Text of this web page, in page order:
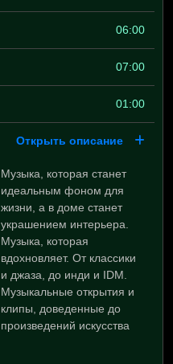
06:00
07:00
01:00
Открыть описание
Музыка, которая станет
идеальным фоном для
жизни, а в доме станет
украшением интерьера.
Музыка, которая
вдохновляет. От классики
и джаза, до инди и IDM.
Музыкальные открытия и
клипы, доведенные до
произведений искусства